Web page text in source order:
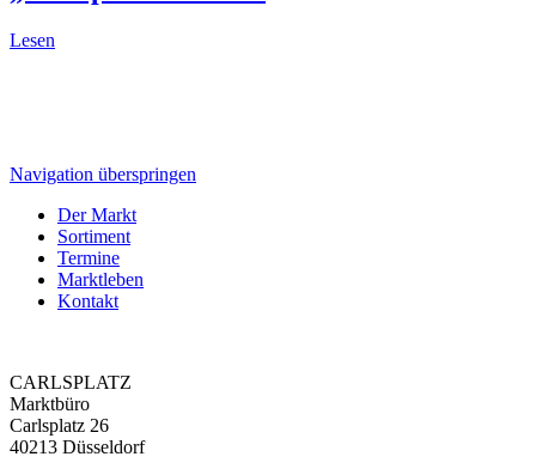
Lesen
Navigation überspringen
Der Markt
Sortiment
Termine
Marktleben
Kontakt
CARLSPLATZ
Marktbüro
Carlsplatz 26
40213 Düsseldorf